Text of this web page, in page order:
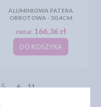
ALUMINIOWA PATERA
OBROTOWA - 30,4CM
cena: 166,36 zł
DO KOSZYKA
5 6 11